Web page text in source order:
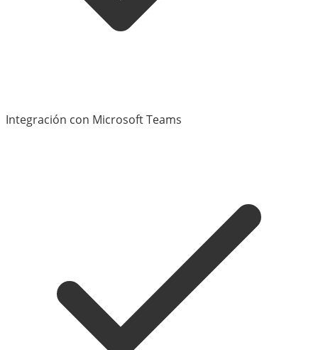
Integración con Microsoft Teams